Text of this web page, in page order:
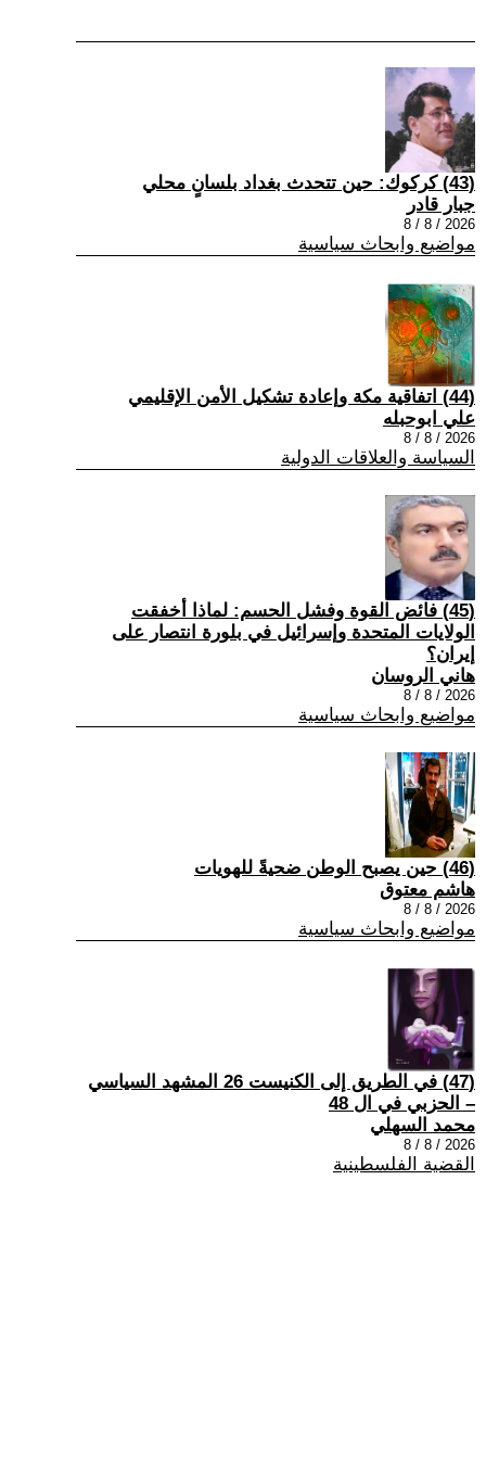
(43) كركوك: حين تتحدث بغداد بلسانٍ محلي
جبار قادر
2026 / 8 / 8
مواضيع وابحاث سياسية
(44) اتفاقية مكة وإعادة تشكيل الأمن الإقليمي
علي ابوحبله
2026 / 8 / 8
السياسة والعلاقات الدولية
(45) فائض القوة وفشل الحسم: لماذا أخفقت
الولايات المتحدة وإسرائيل في بلورة انتصار على
إيران؟
هاني الروسان
2026 / 8 / 8
مواضيع وابحاث سياسية
(46) حين يصبح الوطن ضحيةً للهويات
هاشم معتوق
2026 / 8 / 8
مواضيع وابحاث سياسية
(47) في الطريق إلى الكنيست 26 المشهد السياسي
– الحزبي في ال 48
محمد السهلي
2026 / 8 / 8
القضية الفلسطينية